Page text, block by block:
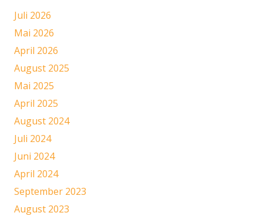
Juli 2026
Mai 2026
April 2026
August 2025
Mai 2025
April 2025
August 2024
Juli 2024
Juni 2024
April 2024
September 2023
August 2023